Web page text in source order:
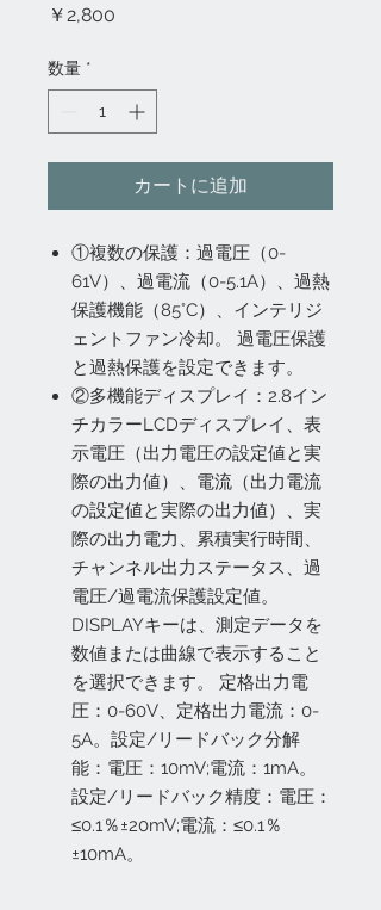
￥2,800
数量 *
カートに追加
①複数の保護：過電圧（0-
61V）、過電流（0-5.1A）、過熱
保護機能（85°C）、インテリジ
ェントファン冷却。 過電圧保護
と過熱保護を設定できます。
②多機能ディスプレイ：2.8イン
チカラーLCDディスプレイ、表
示電圧（出力電圧の設定値と実
際の出力値）、電流（出力電流
の設定値と実際の出力値）、実
際の出力電力、累積実行時間、
チャンネル出力ステータス、過
電圧/過電流保護設定値。
DISPLAYキーは、測定データを
数値または曲線で表示すること
を選択できます。 定格出力電
圧：0-60V、定格出力電流：0-
5A。設定/リードバック分解
能：電圧：10mV;電流：1mA。
設定/リードバック精度：電圧：
≤0.1％±20mV;電流：≤0.1％
±10mA。